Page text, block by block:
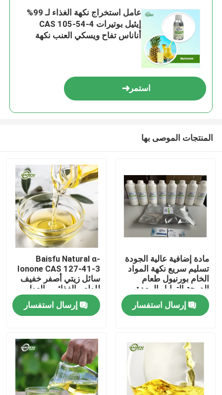
المنزل
المنتجات
فيديوهات
برنامج VR
عامل استخراج نكهة الغذاء لـ 99%
إيثيل بوتيرات CAS 105-54-4
أناناس تفاح ويسكي العنب نكهة
استمر
المنتجات الموصى بها
مادة إضافية عالية الجودة
تسليم سريع نكهة المواد
الخام بورنيول طعام
الدرجة التوابل المعدة
نكهة
إرسال استفسار
Baisfu Natural α-
Ionone CAS 127-41-3
سائل زيتي أصفر خفيف
للطعم الغذائي والعطور
التجميلية
إرسال استفسار